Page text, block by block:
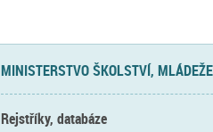
MINISTERSTVO ŠKOLSTVÍ,
Rejstříky, databáze